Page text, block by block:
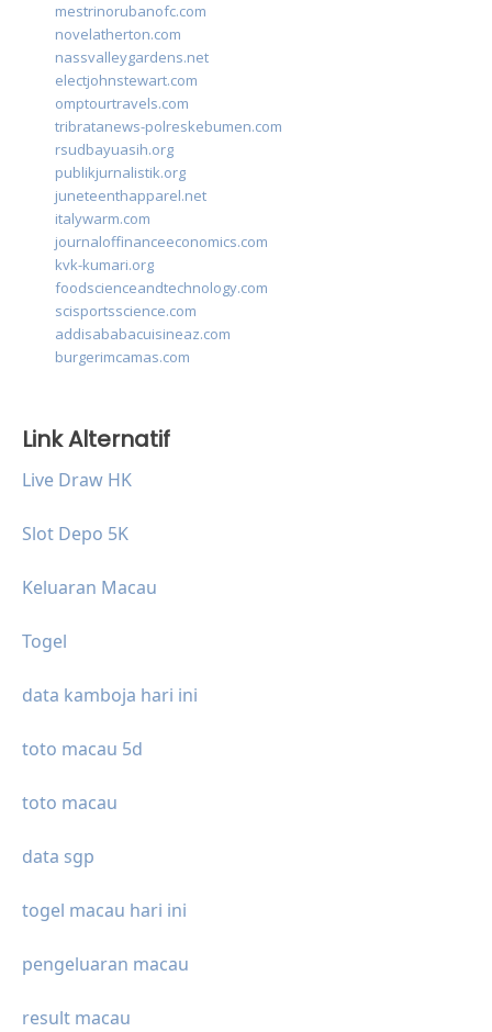
mestrinorubanofc.com
novelatherton.com
nassvalleygardens.net
electjohnstewart.com
omptourtravels.com
tribratanews-polreskebumen.com
rsudbayuasih.org
publikjurnalistik.org
juneteenthapparel.net
italywarm.com
journaloffinanceeconomics.com
kvk-kumari.org
foodscienceandtechnology.com
scisportsscience.com
addisababacuisineaz.com
burgerimcamas.com
Link Alternatif
Live Draw HK
Slot Depo 5K
Keluaran Macau
Togel
data kamboja hari ini
toto macau 5d
toto macau
data sgp
togel macau hari ini
pengeluaran macau
result macau